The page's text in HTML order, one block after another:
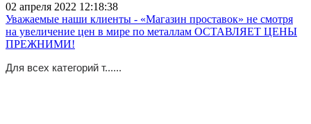
02 апреля 2022 12:18:38
Уважаемые наши клиенты - «Магазин проставок» не смотря
на увеличение цен в мире по металлам ОСТАВЛЯЕТ ЦЕНЫ
ПРЕЖНИМИ!
Для всех категорий т......